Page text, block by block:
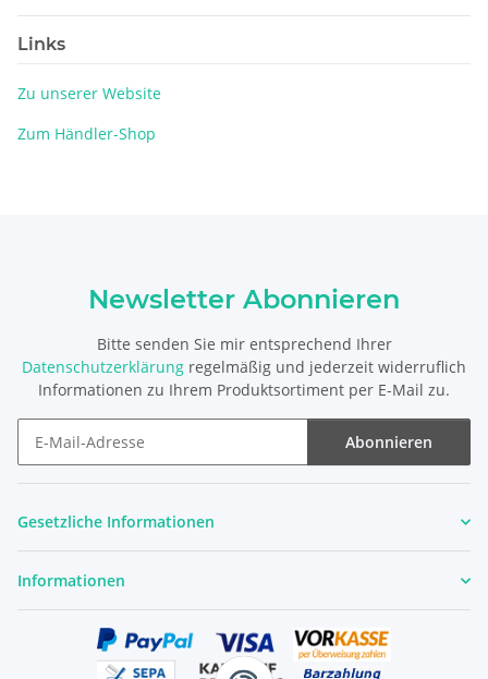
Links
Zu unserer Website
Zum Händler-Shop
Newsletter Abonnieren
Bitte senden Sie mir entsprechend Ihrer
Datenschutzerklärung regelmäßig und jederzeit widerruflich
Informationen zu Ihrem Produktsortiment per E-Mail zu.
Abonnieren
Gesetzliche Informationen
Informationen